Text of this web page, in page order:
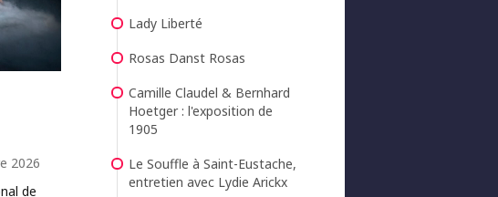
2026
de
Lady Liberté
Rosas Danst Rosas
Camille Claudel & Bernhard
Hoetger : l'exposition de
1905
Le Souffle à Saint-Eustache,
entretien avec Lydie Arickx